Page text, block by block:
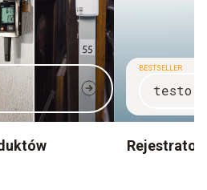
BESTSELLER
testo